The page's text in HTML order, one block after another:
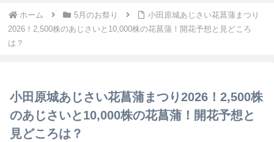
ホーム 5月のお祭り
小田原城あじさい花菖蒲まつり
2026！2,500株のあじさいと10,000株の花菖蒲！開花予想と見どころ
は？
小田原城あじさい花菖蒲まつり2026！2,500株
のあじさいと10,000株の花菖蒲！開花予想と
見どころは？